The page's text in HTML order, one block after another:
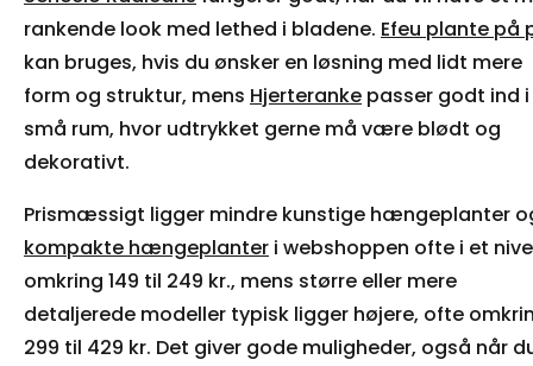
rankende look med lethed i bladene. Efeu plante på
kan bruges, hvis du ønsker en løsning med lidt mere
form og struktur, mens Hjerteranke passer godt ind i
små rum, hvor udtrykket gerne må være blødt og
dekorativt.
Prismæssigt ligger mindre kunstige hængeplanter
kompakte hængeplanter i webshoppen ofte i et
omkring 149 til 249 kr., mens større eller mere
detaljerede modeller typisk ligger højere, ofte
299 til 429 kr. Det giver gode muligheder, også når